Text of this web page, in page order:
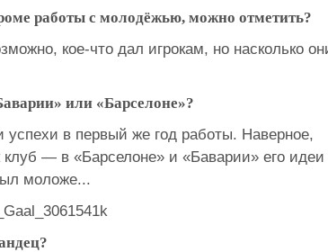
работы с молодёжью, можно отметить?
кое-что дал игрокам, но насколько
или «Барселоне»?
в первый же год работы. Наверное,
— в «Барселоне» и «Баварии» его идеи
моложе...